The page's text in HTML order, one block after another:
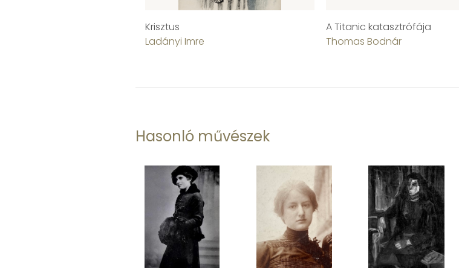
Krisztus
Ladányi Imre
A Titanic katasztrófája
Thomas Bodnár
Hasonló művészek